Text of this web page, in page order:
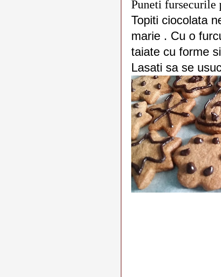
Puneti fursecurile
Topiti ciocolata
marie . Cu o
taiate cu forme
Lasati sa se